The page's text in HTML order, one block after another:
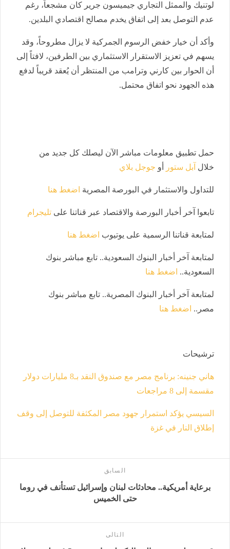
لوتنيك والممثل التجاري جيميسون جرير كان مشجعاً، رغم
عدم التوصل بعد إلى اتفاق يخدم مصالح اقتصادي البلدين.
وأكد أن خيار خفض الرسوم الجمركية لا يزال مطروحاً، وقد
يسهم في تعزيز الاستقرار الاستثماري بين الطرفين، لافتاً إلى
أن الحوار بين كارني وترامب من المنتظر أن يُعقد قريباً لدفع
هذه الجهود نحو اتفاق محتمل.
حمل تطبيق معلومات مباشر الآن ليصلك كل جديد من
خلال آبل ستور أو جوجل بلاي
للتداول والاستثمار في البورصة المصرية اضغط هنا
تابعوا آخر أخبار البورصة والاقتصاد عبر قناتنا على تليجرام
لمتابعة قناتنا الرسمية على يوتيوب اضغط هنا
لمتابعة آخر أخبار البنوك السعودية.. تابع مباشر بنوك
السعودية.. اضغط هنا
لمتابعة آخر أخبار البنوك المصرية.. تابع مباشر بنوك
مصر.. اضغط هنا
ترشيحات
هاني جنينه: برنامج مصر مع صندوق النقد بـ8 مليارات دولار
مقسمة إلى 8 مراجعات
السيسي يؤكد استمرار جهود مصر المكثفة للتوصل إلى وقف
إطلاق النار في غزة
السابق
برعاية أمريكية.. محادثات لبنان وإسرائيل تستأنف في روما
حتى الخميس
التالى